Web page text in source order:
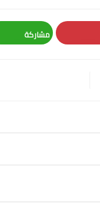
مشاركة